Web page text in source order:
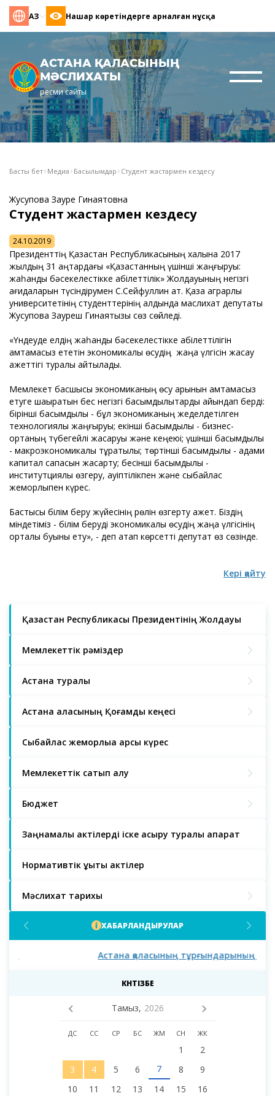
ҚАЗ Нашар көретіндерге арналған нұсқа
АСТАНА ҚАЛАСЫНЫҢ
МӘСЛИХАТЫ
ресми сайты
Қазақстан Республикасы Президентінің Жолдауы
Мемлекеттік рәміздер
Астана туралы
Астана қаласының Қоғамдық кеңесі
Сыбайлас жемқорлыққа қарсы күрес
Мемлекеттік сатып алу
Бюджет
Заңнамалық актілерді іске асыру туралы ақпарат
Нормативтік құқықтық актілер
Мәслихат тарихы
ХАБАРЛАНДЫРУЛАР
Астана қаласының тұрғындарының назарына!
КҮНТІЗБЕ
Тамыз, 2026
ДС СС СР БС ЖМ СН ЖК
1
2
3
4 5 6 7 8
9
10
11 12 13 14 15
16
Басты бет Медиа Басылымдар Студент жастармен кездесу
Жусупова Зауре Гинаятовна
Студент жастармен кездесу
24.10.2019
Президенттің Қазақстан Республикасының халқына 2017
жылдың 31 қаңтардағы «Қазақстанның үшінші жаңғыруы:
жаһандық бәсекелестікке қабілеттілік» Жолдауының негізгі
қағидаларын түсіндірумен С.Сейфуллин ат. Қазақ аграрлық
университетінің студенттерінің алдында маслихат депутаты
Жусупова Зауреш Гинаятқызы сөз сөйледі.
«Үндеуде елдің жаһандық бәсекелестікке қабілеттілігін
қамтамасыз ететін экономикалық өсудің жаңа үлгісін жасау
қажеттігі туралы айтылады.
Мемлекет басшысы экономиканың өсу қарқынын қамтамасыз
етуге шақыратын бес негізгі басымдылықтарды айқындап берді:
бірінші басымдылық - бұл экономиканың жеделдетілген
технологиялық жаңғыруы; екінші басымдылық - бизнес-
ортаның түбегейлі жақсаруы және кеңеюі; үшінші басымдылық
- макроэкономикалық тұрақтылық; төртінші басымдылық - адами
капитал сапасын жақсарту; бесінші басымдылық -
институтциялық өзгеру, қауіптілікпен және сыбайлас
жемқорлықпен күрес.
Бастысы білім беру жүйесінің рөлін өзгерту қажет. Біздің
міндетіміз - білім беруді экономикалық өсудің жаңа үлгісінің
орталық буыны ету», - деп атап көрсетті депутат өз сөзінде.
Кері қайту